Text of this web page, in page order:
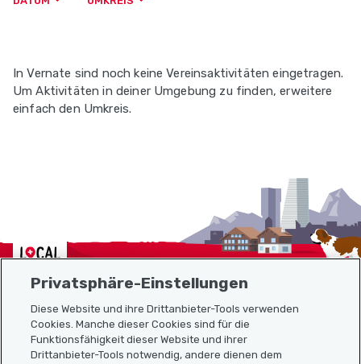
In Vernate sind noch keine Vereinsaktivitäten eingetragen.
Um Aktivitäten in deiner Umgebung zu finden, erweitere
einfach den Umkreis.
Localcities
Sitemap
Privatsphäre-Einstellungen
Diese Website und ihre Drittanbieter-Tools verwenden
Cookies. Manche dieser Cookies sind für die
Funktionsfähigkeit dieser Website und ihrer
Drittanbieter-Tools notwendig, andere dienen dem